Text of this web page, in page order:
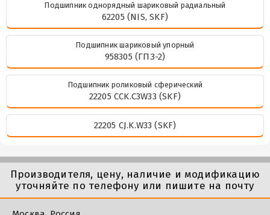
Подшипник однорядный шариковый радиальный
62205 (NIS, SKF)
Подшипник шариковый упорный
958305 (ГПЗ-2)
Подшипник роликовый сферический
22205 CCK.C3W33 (SKF)
22205 CJ.K.W33 (SKF)
Производителя, цену, наличие и модификацию
уточняйте по телефону или пишите на почту